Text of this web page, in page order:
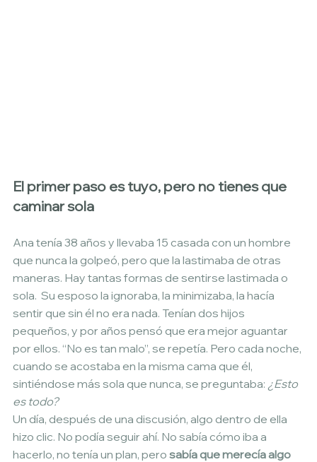
El primer paso es tuyo, pero no tienes que
caminar sola
Ana tenía 38 años y llevaba 15 casada con un hombre
que nunca la golpeó, pero que la lastimaba de otras
maneras. Hay tantas formas de sentirse lastimada o
sola.  Su esposo la ignoraba, la minimizaba, la hacía
sentir que sin él no era nada. Tenían dos hijos
pequeños, y por años pensó que era mejor aguantar
por ellos. “No es tan malo”, se repetía. Pero cada noche,
cuando se acostaba en la misma cama que él,
sintiéndose más sola que nunca, se preguntaba: ¿Esto
es todo?
Un día, después de una discusión, algo dentro de ella
hizo clic. No podía seguir ahí. No sabía cómo iba a
hacerlo, no tenía un plan, pero sabía que merecía algo